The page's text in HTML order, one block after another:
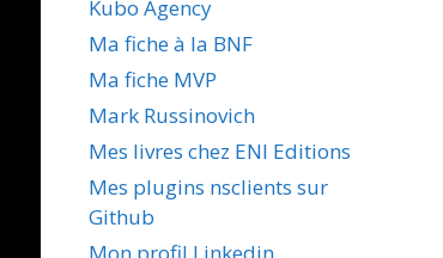
Kubo Agency
Ma fiche à la BNF
Ma fiche MVP
Mark Russinovich
Mes livres chez ENI Editions
Mes plugins nsclients sur
Github